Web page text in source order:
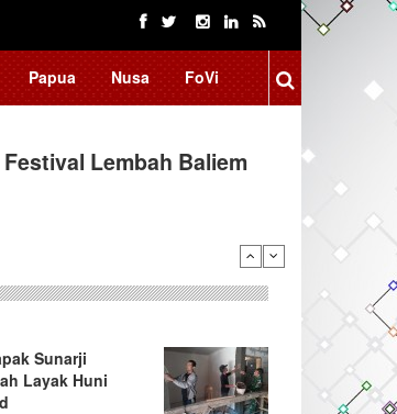
Papua Nusa FoVi
Lembah Baliem
Fokus Kembangkan
Sunarji
Layak Huni